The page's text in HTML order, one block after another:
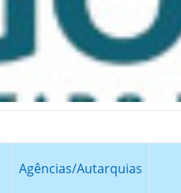
Agências/Autarquias